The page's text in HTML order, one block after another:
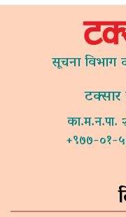
सूचना विभाग
टक्सार
का.म.न.पा.
+९७७-०१-